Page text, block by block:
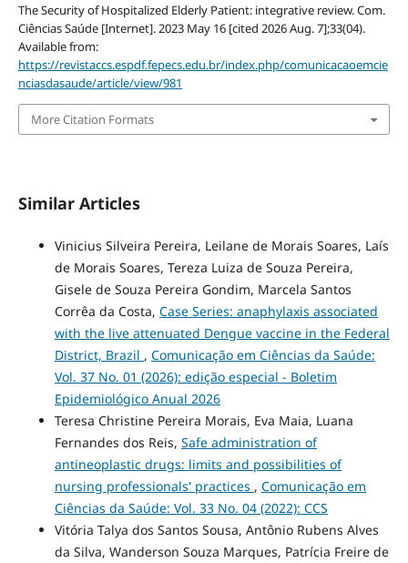
The Security of Hospitalized Elderly Patient: integrative review. Com.
Ciências Saúde [Internet]. 2023 May 16 [cited 2026 Aug. 7];33(04).
Available from:
https://revistaccs.espdf.fepecs.edu.br/index.php/comunicacaoemcie
nciasdasaude/article/view/981
More Citation Formats
Similar Articles
Vinicius Silveira Pereira, Leilane de Morais Soares, Laís
de Morais Soares, Tereza Luiza de Souza Pereira,
Gisele de Souza Pereira Gondim, Marcela Santos
Corrêa da Costa, Case Series: anaphylaxis associated
with the live attenuated Dengue vaccine in the Federal
District, Brazil , Comunicação em Ciências da Saúde:
Vol. 37 No. 01 (2026): edição especial - Boletim
Epidemiológico Anual 2026
Teresa Christine Pereira Morais, Eva Maia, Luana
Fernandes dos Reis, Safe administration of
antineoplastic drugs: limits and possibilities of
nursing professionals' practices , Comunicação em
Ciências da Saúde: Vol. 33 No. 04 (2022): CCS
Vitória Talya dos Santos Sousa, Antônio Rubens Alves
da Silva, Wanderson Souza Marques, Patrícia Freire de